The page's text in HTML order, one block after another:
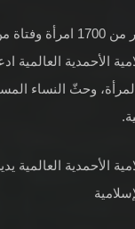
في خطابٍ أمام أكثر من
الأحمدية العالمية
وحثّ النساء
الأحمدية العالمية